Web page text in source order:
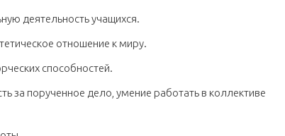
деятельность учащихся.
отношение к миру.
способностей.
за порученное дело, умение работать в коллективе